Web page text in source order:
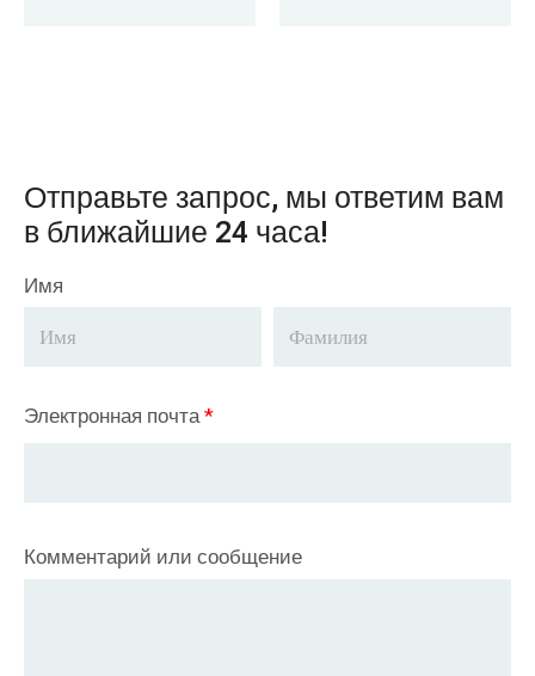
Отправьте запрос, мы ответим вам
в ближайшие 24 часа!
Имя
Электронная почта*
Комментарий или сообщение